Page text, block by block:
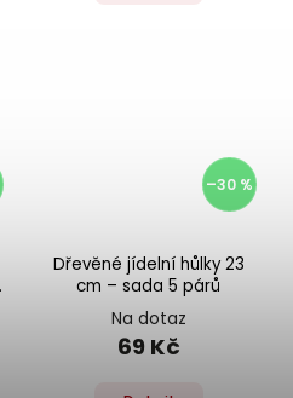
–30 %
Dřevěné jídelní hůlky 23
cm – sada 5 párů
Na dotaz
69 Kč